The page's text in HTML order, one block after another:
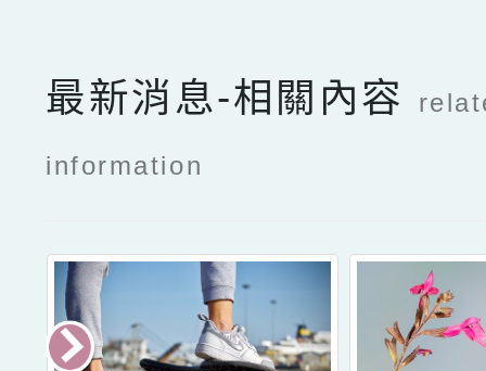
最新消息-相關內容
information